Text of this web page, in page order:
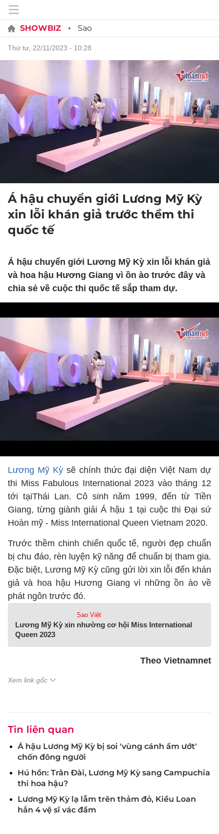
SHOWBIZ Sao
thứ tư, 22/11/2023 - 10:28
Á hậu chuyển giới Lương Mỹ Kỳ
xin lỗi khán giả trước thềm thi
quốc tế
Á hậu chuyển giới Lương Mỹ Kỳ xin lỗi khán giả
và hoa hậu Hương Giang vì ồn ào trước đây và
chia sẻ về cuộc thi quốc tế sắp tham dự.
Lương Mỹ Kỳsẽ chính thức đại diện Việt Nam dự
thi Miss Fabulous International 2023 vào tháng 12
tới tạiThái Lan. Cô sinh năm 1999, đến từ Tiền
Giang, từng giành giải Á hậu 1 tại cuộc thi Đại sứ
Hoàn mỹ - Miss International Queen Vietnam 2020.
Trước thềm chinh chiến quốc tế, người đẹp chuẩn
bị chu đáo, rèn luyện kỹ năng để chuẩn bị tham gia.
Đặc biệt, Lương Mỹ Kỳ cũng gửi lời xin lỗi đến khán
giả và hoa hậu Hương Giang vì những ồn ào về
phát ngôn trước đó.
Sao Việt
Lương Mỹ Kỳ xin nhường cơ hội Miss International
Queen 2023
Theo Vietnamnet
Xem link gốc
Tin liên quan
Á hậu Lương Mỹ Kỳ bị soi 'vùng cánh ẩm ướt'
chốn đông người
Hú hồn: Trân Đài, Lương Mỹ Kỳ sang Campuchia
thi hoa hậu?
Lương Mỹ Kỳ lạ lẫm trên thảm đỏ, Kiều Loan
hẳn 4 vệ sĩ vác đầm